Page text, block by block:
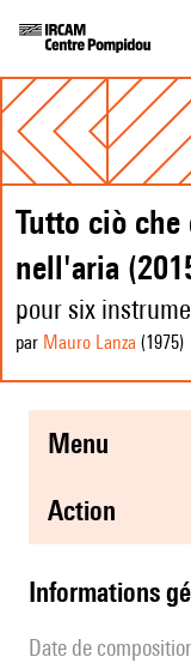
Tutto ciò
nell'aria
pour six
par Mauro Lanza (1975)
menu
action
informations
date de